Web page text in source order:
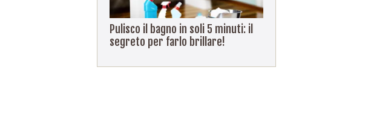
Pulisco il bagno in soli 5 minuti: il
segreto per farlo brillare!